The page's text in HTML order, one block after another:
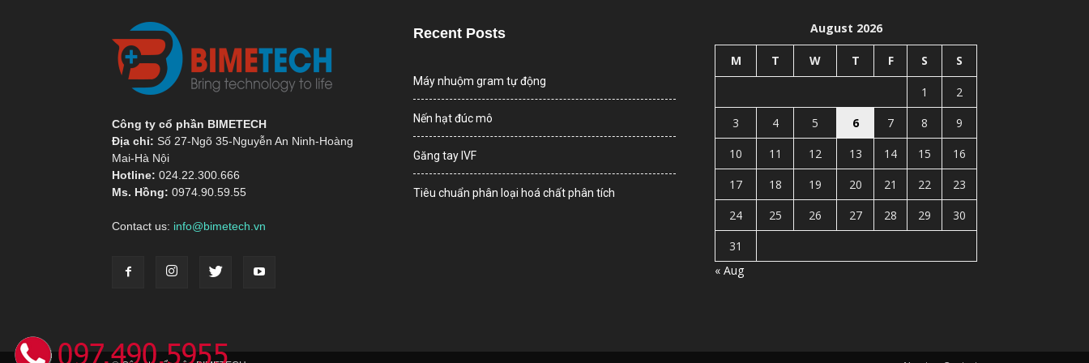
Công ty cổ phần BIMETECH
Địa chỉ: Số 27-Ngõ 35-Nguyễn An Ninh-Hoàng
Mai-Hà Nội
Hotline: 024.22.300.666
Ms. Hồng: 0974.90.59.55
Contact us: info@bimetech.vn
Recent Posts
Máy nhuộm gram tự động
Nến hạt đúc mô
Găng tay IVF
Tiêu chuẩn phân loại hoá chất phân tích
August 2026
M T W T F S S
1
2
3
4 5 6 7 8
9
10
11 12 13 14 15
16
17
18 19 20 21 22
23
24
25 26 27 28 29
30
31
« Aug